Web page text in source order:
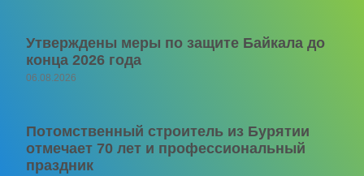
Утверждены меры по защите Байкала до
конца 2026 года
06.08.2026
Потомственный строитель из Бурятии
отмечает 70 лет и профессиональный
праздник